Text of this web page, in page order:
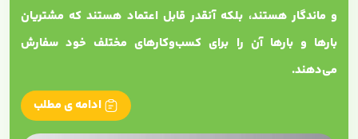
و ماندگار هستند، بلکه آنقدر قابل اعتماد هستند که مشتریان
بارها و بارها آن را برای کسب‌وکارهای مختلف خود سفارش
می‌دهند.
ادامه ی مطلب